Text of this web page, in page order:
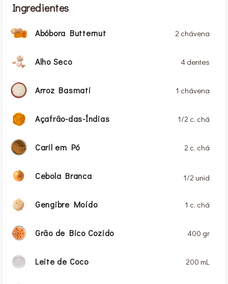
Ingredientes
Abóbora Butternut 2 chávena
Alho Seco 4 dentes
Arroz Basmati 1 chávena
Açafrão-das-Índias 1/2 c. chá
Caril em Pó 2 c. chá
Cebola Branca 1/2 unid
Gengibre Moído 1 c. chá
Grão de Bico Cozido 400 gr
Leite de Coco 200 mL